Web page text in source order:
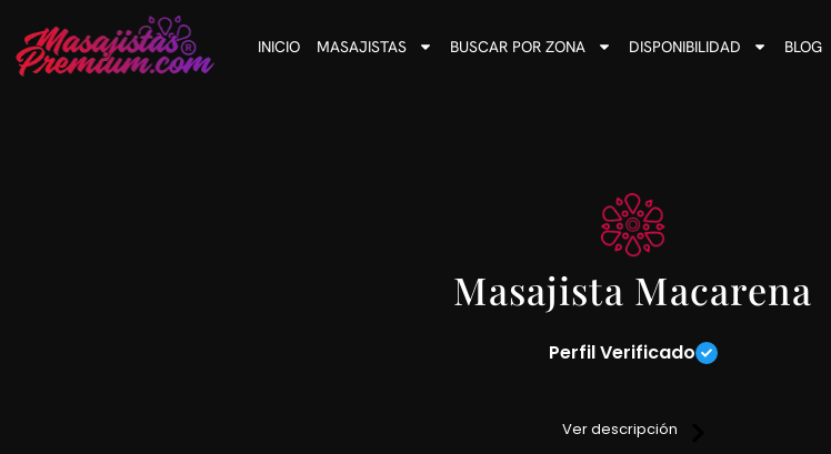
INICIO MASAJISTAS BUSCAR POR ZONA DISPONIBILIDAD BLOG
Masajista Macarena
Perfil Verificado
precisas para estar relajado.
Ver descripción